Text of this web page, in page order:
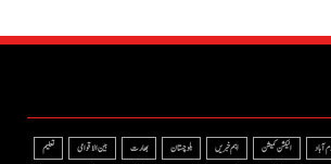
آباد الیکشن کمیشن اہم خبریں بلوچستان بھارت بین الاقوامی
تعلیم